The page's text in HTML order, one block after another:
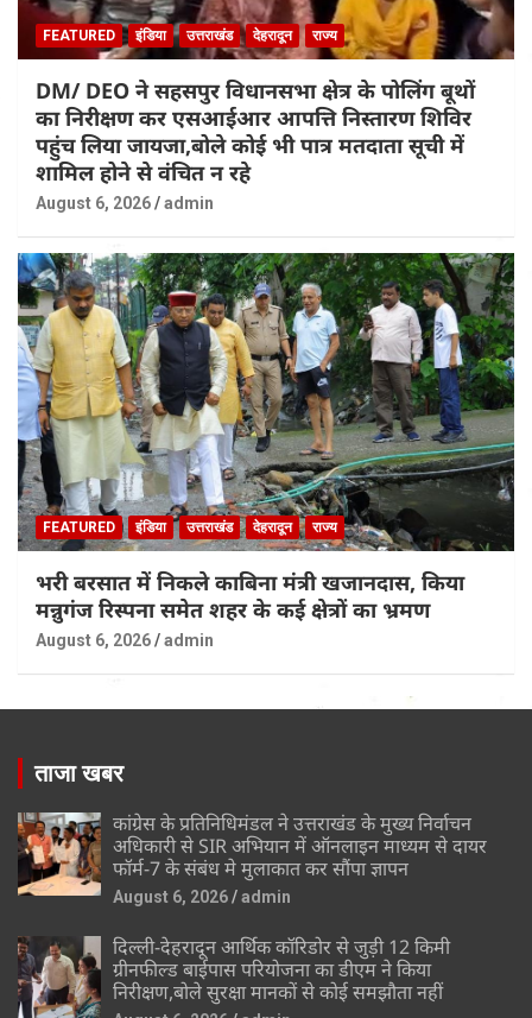
FEATURED इंडिया उत्तराखंड देहरादून राज्य
DM/ DEO ने सहसपुर विधानसभा क्षेत्र के पोलिंग बूथों
का निरीक्षण कर एसआईआर आपत्ति निस्तारण शिविर
पहुंच लिया जायजा,बोले कोई भी पात्र मतदाता सूची में
शामिल होने से वंचित न रहे
August 6, 2026 admin
FEATURED इंडिया उत्तराखंड देहरादून राज्य
भरी बरसात में निकले काबिना मंत्री खजानदास, किया
मन्नुगंज रिस्पना समेत शहर के कई क्षेत्रों का भ्रमण
August 6, 2026 admin
ताजा खबर
कांग्रेस के प्रतिनिधिमंडल ने उत्तराखंड के मुख्य निर्वाचन
अधिकारी से SIR अभियान में ऑनलाइन माध्यम से दायर
फॉर्म-7 के संबंध मे मुलाकात कर सौंपा ज्ञापन
August 6, 2026 admin
दिल्ली-देहरादून आर्थिक कॉरिडोर से जुड़ी 12 किमी
ग्रीनफील्ड बाईपास परियोजना का डीएम ने किया
निरीक्षण,बोले सुरक्षा मानकों से कोई समझौता नहीं